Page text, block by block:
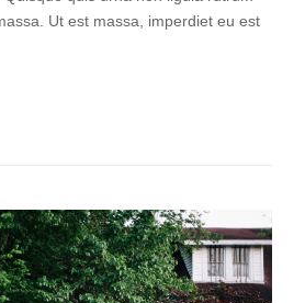
Ut est massa, imperdiet eu est